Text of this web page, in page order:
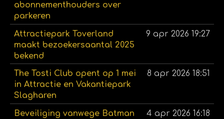
abonnementhouders over
parkeren
Attractiepark Toverland
maakt bezoekersaantal 2025
bekend
9 apr 2026 19:27
The Tosti Club opent op 1 mei
in Attractie en Vakantiepark
Slagharen
8 apr 2026 18:51
Beveiliging vanwege Batman
4 apr 2026 16:18